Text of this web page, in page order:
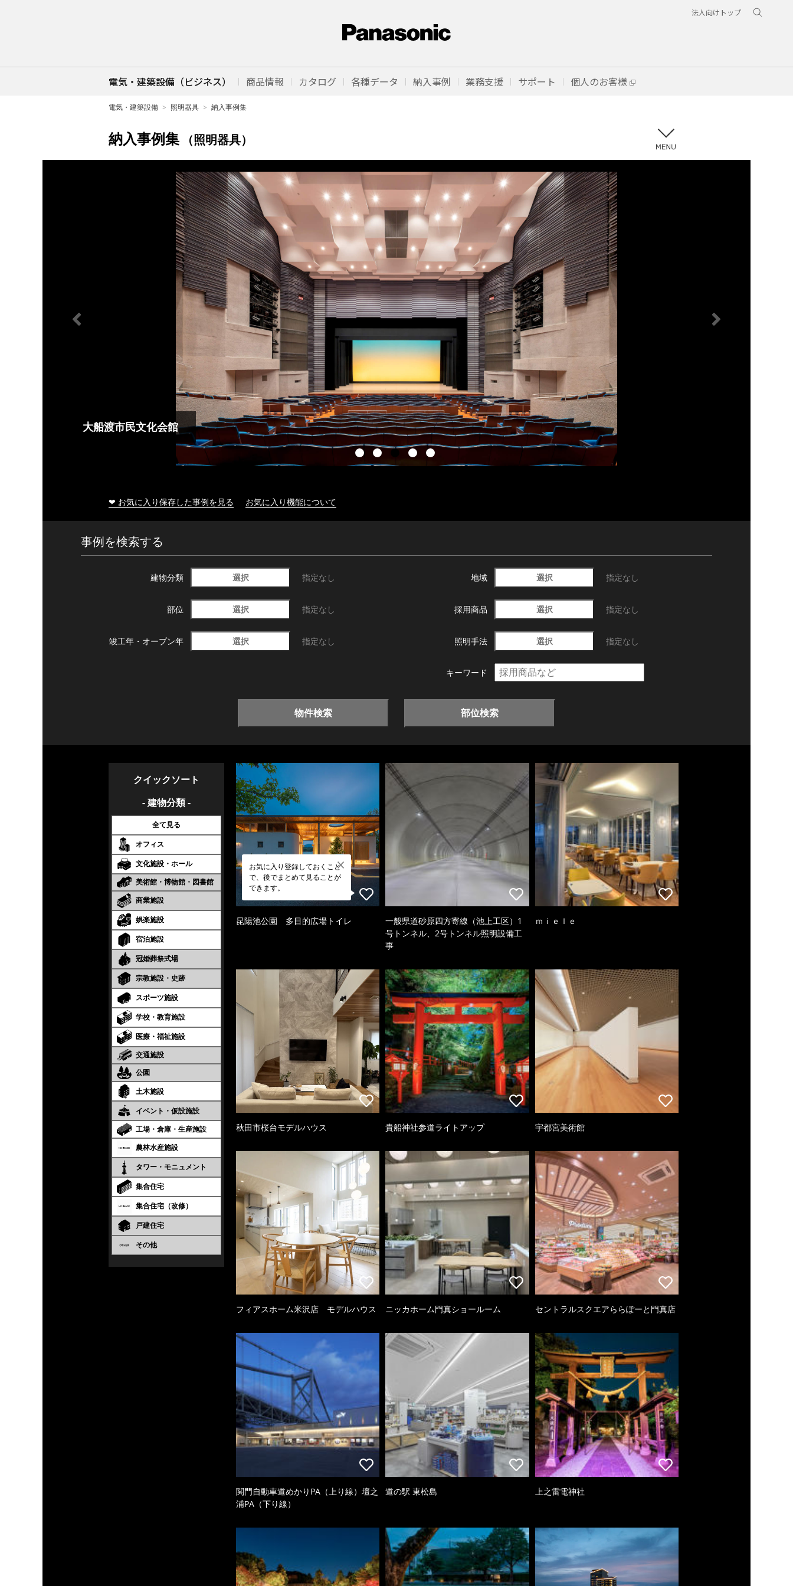
法人向けトップ
電気・建築設備（ビジネス） 商品情報 カタログ 各種データ 納入事例 業務支援 サポート 個人のお客様
電気・建築設備 照明器具 納入事例集
納入事例集 （照明器具）
大船渡市民文化会館
❤ お気に入り保存した事例を見る お気に入り機能について
事例を検索する
建物分類 選択 指定なし 地域 選択 指定なし
部位 選択 指定なし 採用商品 選択 指定なし
竣工年・ オープン年 選択 指定なし 照明手法 選択 指定なし
キーワード
物件検索 部位検索
クイックソート
- 建物分類 -
全て見る
オフィス
文化施設・ホール
美術館・博物館・図書館
商業施設
娯楽施設
宿泊施設
冠婚葬祭式場
宗教施設・史跡
スポーツ施設
学校・教育施設
医療・福祉施設
交通施設
公園
土木施設
イベント・仮設施設
工場・倉庫・生産施設
農林水産施設
タワー・モニュメント
集合住宅
集合住宅（改修）
戸建住宅
その他
お気に入り登録しておくこと
で、後でまとめて見ることが
できます。
昆陽池公園 多目的広場トイレ
一般県道砂原四方寄線（池上工区）1
号トンネル、2号トンネル照明設備工
事
ｍｉｅｌｅ
秋田市桜台モデルハウス 貴船神社参道ライトアップ 宇都宮美術館
フィアスホーム米沢店 モデルハウス ニッカホーム門真ショールーム セントラルスクエアららぽーと門真店
関門自動車道めかりPA（上り線）壇之
浦PA（下り線）
道の駅 東松島 上之雷電神社